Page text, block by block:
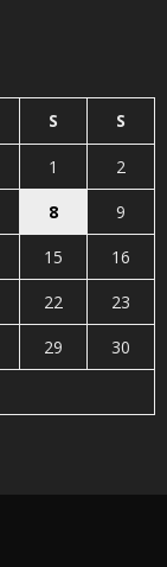
S S
1
2
8
9
15
16
22
23
29
30